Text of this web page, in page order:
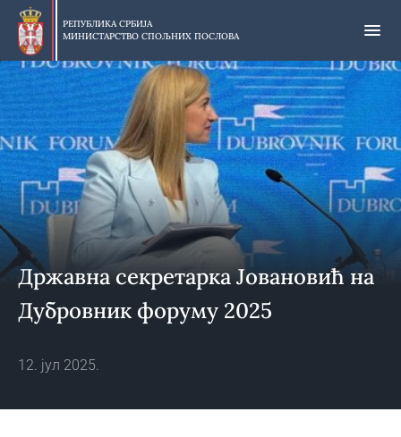
Прескочи
главни
део
садржаја
РЕПУБЛИКА СРБИЈА
МИНИСТАРСТВО СПОЉНИХ ПОСЛОВА
Државна секретаркa Јовановић на
Дубровник форуму 2025
12. јул 2025.